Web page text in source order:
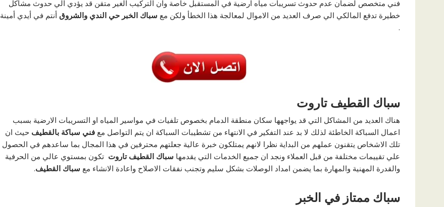
فني متخصص لضمان عدم حدوث تسريبات مياه ارضية في المستقبل خاصة وان التركيب الغير متقن قد يؤدي الي حدوث مشاكل
خطيرة تدفع المالكي الي صرف العديد من الاموال لمعالجة هذا الخطأ ولكن مع سباك الخبر حي الندي والشروق أنتم في أيدي أمينة
.
سباك القطيف تاروت
هناك العديد من المشاكل التي قد يواجهها سكان منطقة الدمام بخصوص تلفيات في مواسير المياه او التسريبات الارضية بسبب
اعمال السباكة الخاطئة لذلك لا بد عند التفكير في الانتهاء من تشطيبات السباكة ان يتم التواصل مع فني سباكة بالقطيف حيث ان
تلك الاشخاص يتقنون عملهم من البداية نظرا لانهم يمتلكون خبرة عالية جعلتهم محترفين في هذا المجال بما ساعدهم في الحصول
علي تقييمات مختلفة من قبل العملاء ونجد ان جميع الخدمات التي يقدمها سباك القطيف تاروت تكون بمستوي عالي من الحرفية
والقدرة المهنية والمهارة بما يضمن امداد الوصلات بشكل سليم وتجنب نفقات الاصلاح واعادة الانشاء مع سباك القطيف.
سباك ممتاز في الخبر